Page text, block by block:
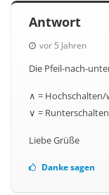
Antwort
vor 5 Jahren
Die Pfeil-nach-
∧ =
∨ =
Liebe Grüße
Danke sagen